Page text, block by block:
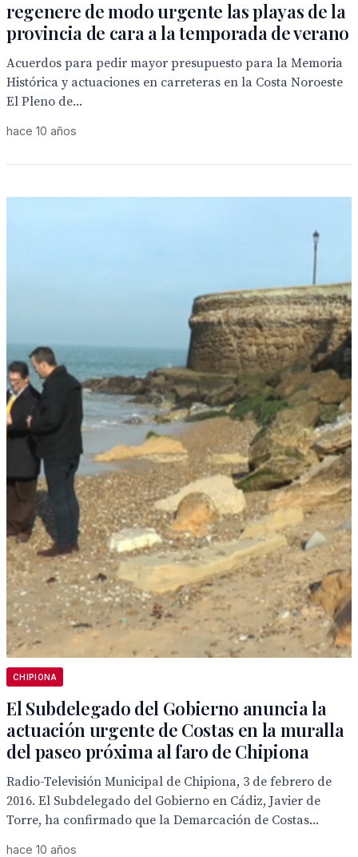
regenere de modo urgente las playas de la
provincia de cara a la temporada de verano
Acuerdos para pedir mayor presupuesto para la Memoria
Histórica y actuaciones en carreteras en la Costa Noroeste
El Pleno de...
hace 10 años
CHIPIONA
El Subdelegado del Gobierno anuncia la
actuación urgente de Costas en la muralla
del paseo próxima al faro de Chipiona
Radio-Televisión Municipal de Chipiona, 3 de febrero de
2016. El Subdelegado del Gobierno en Cádiz, Javier de
Torre, ha confirmado que la Demarcación de Costas...
hace 10 años